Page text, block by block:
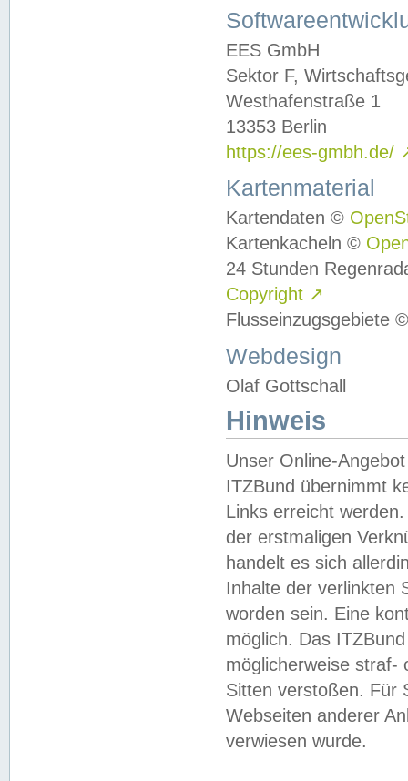
EES GmbH
Sektor F,
Westhafenstraße 1
13353 Berlin
https://ees-gmbh.de/
Kartenmaterial
Kartendaten ©
Kartenkacheln ©
24 Stunden
Copyright ↗
Flusseinzugsgebiete
Webdesign
Olaf Gottschall
Hinweis
Unser Online-
ITZBund übernimmt
Links erreicht
der erstmaligen
handelt es sich
Inhalte der verlinkten
worden sein. Eine
möglich. Das
möglicherweise straf-
Sitten verstoßen. Für
Webseiten anderer
verwiesen wurde.